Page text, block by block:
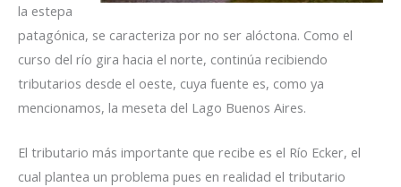
la estepa
patagónica, se caracteriza por no ser alóctona. Como el
curso del río gira hacia el norte, continúa recibiendo
tributarios desde el oeste, cuya fuente es, como ya
mencionamos, la meseta del Lago Buenos Aires.
El tributario más importante que recibe es el Río Ecker, el
cual plantea un problema pues en realidad el tributario